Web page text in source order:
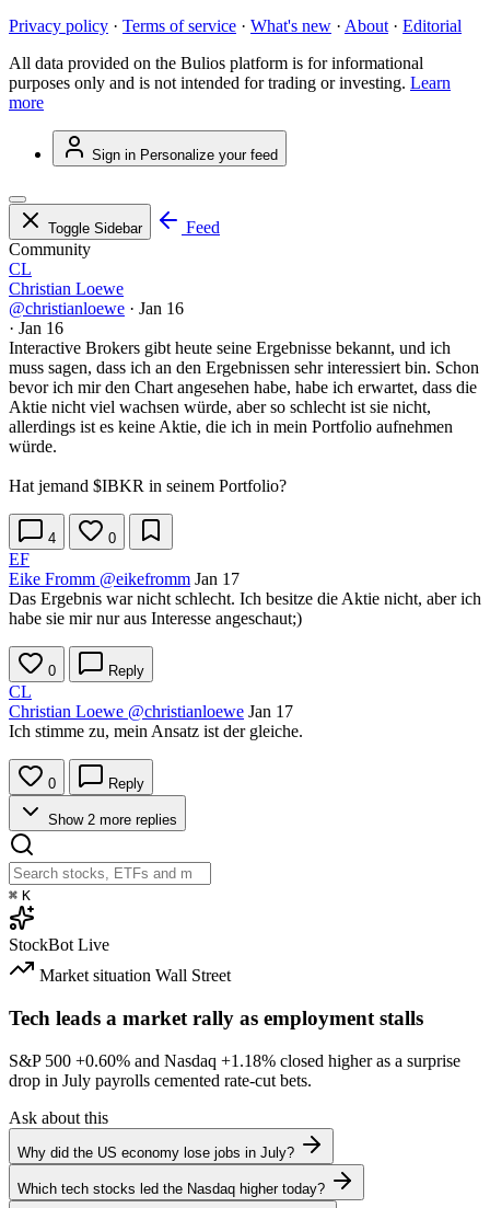
Privacy policy · Terms of service · What's new · About · Editorial
All data provided on the Bulios platform is for informational
purposes only and is not intended for trading or investing. Learn
more
Sign in Personalize your feed
Toggle Sidebar
Feed
Community
CL
Christian Loewe
@christianloewe · Jan 16
· Jan 16
Interactive Brokers gibt heute seine Ergebnisse bekannt, und ich
muss sagen, dass ich an den Ergebnissen sehr interessiert bin. Schon
bevor ich mir den Chart angesehen habe, habe ich erwartet, dass die
Aktie nicht viel wachsen würde, aber so schlecht ist sie nicht,
allerdings ist es keine Aktie, die ich in mein Portfolio aufnehmen
würde.
Hat jemand $IBKR in seinem Portfolio?
4 0
EF
Eike Fromm @eikefromm Jan 17
Das Ergebnis war nicht schlecht. Ich besitze die Aktie nicht, aber ich
habe sie mir nur aus Interesse angeschaut;)
0 Reply
CL
Christian Loewe @christianloewe Jan 17
Ich stimme zu, mein Ansatz ist der gleiche.
0 Reply
Show 2 more replies
⌘ K
StockBot Live
Market situation Wall Street
Tech leads a market rally as employment stalls
S&P 500 +0.60% and Nasdaq +1.18% closed higher as a surprise
drop in July payrolls cemented rate-cut bets.
Ask about this
Why did the US economy lose jobs in July?
Which tech stocks led the Nasdaq higher today?